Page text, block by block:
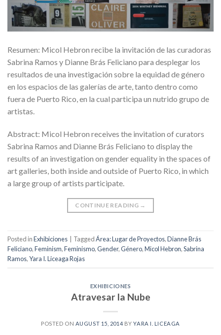
Resumen: Micol Hebron recibe la invitación de las curadoras
Sabrina Ramos y Dianne Brás Feliciano para desplegar los
resultados de una investigación sobre la equidad de género
en los espacios de las galerías de arte, tanto dentro como
fuera de Puerto Rico, en la cual participa un nutrido grupo de
artistas.
Abstract: Micol Hebron receives the invitation of curators
Sabrina Ramos and Dianne Brás Feliciano to display the
results of an investigation on gender equality in the spaces of
art galleries, both inside and outside of Puerto Rico, in which
a large group of artists participate.
CONTINUE READING →
Posted inExhibiciones TaggedÁrea: Lugar de Proyectos,Dianne Brás
Feliciano,Feminism,Feminismo,Gender,Género,Micol Hebron,Sabrina
Ramos,Yara I. Liceaga Rojas
EXHIBICIONES
Atravesar la Nube
POSTED ON AUGUST 15, 2014 BYYARA I. LICEAGA